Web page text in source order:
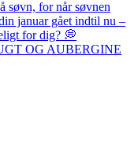
OG AUBERGINE